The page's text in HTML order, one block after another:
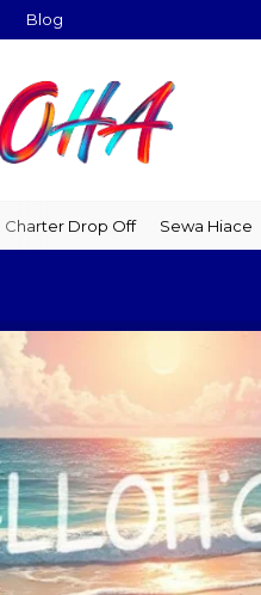
Blog
Drop Off Sewa Hiace